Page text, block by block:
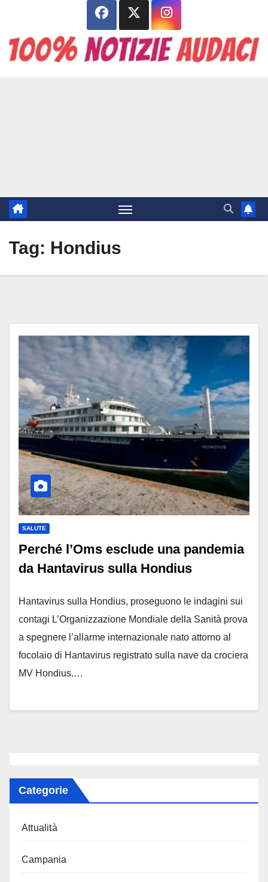
contenuto
Tag: Hondius
SALUTE
Perché l’Oms esclude una pandemia
da Hantavirus sulla Hondius
Hantavirus sulla Hondius, proseguono le indagini sui
contagi L’Organizzazione Mondiale della Sanità prova
a spegnere l’allarme internazionale nato attorno al
focolaio di Hantavirus registrato sulla nave da crociera
MV Hondius.…
Categorie
Attualità
Campania